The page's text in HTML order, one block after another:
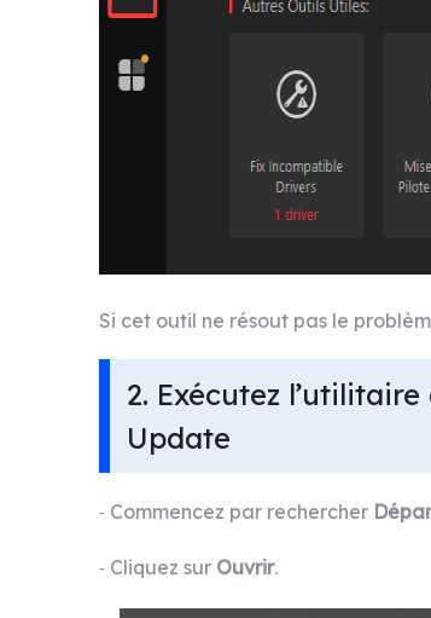
Si cet outil ne résout pas le
2. Exécutez
Update
- Commencez par rechercher
- Cliquez sur Ouvrir.